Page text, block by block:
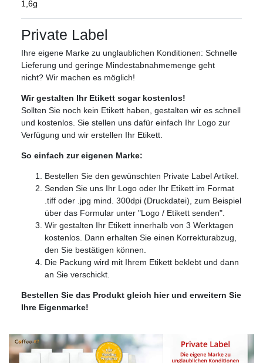
1,6g
Private Label
Ihre eigene Marke zu unglaublichen Konditionen: Schnelle
Lieferung und geringe Mindestabnahmemenge geht
nicht? Wir machen es möglich!
Wir gestalten Ihr Etikett sogar kostenlos!
Sollten Sie noch kein Etikett haben, gestalten wir es schnell
und kostenlos. Sie stellen uns dafür einfach Ihr Logo zur
Verfügung und wir erstellen Ihr Etikett.
So einfach zur eigenen Marke:
Bestellen Sie den gewünschten Private Label Artikel.
Senden Sie uns Ihr Logo oder Ihr Etikett im Format
.tiff oder .jpg mind. 300dpi (Druckdatei), zum Beispiel
über das Formular unter "Logo / Etikett senden".
Wir gestalten Ihr Etikett innerhalb von 3 Werktagen
kostenlos. Dann erhalten Sie einen Korrekturabzug,
den Sie bestätigen können.
Die Packung wird mit Ihrem Etikett beklebt und dann
an Sie verschickt.
Bestellen Sie das Produkt gleich hier und erweitern Sie
Ihre Eigenmarke!